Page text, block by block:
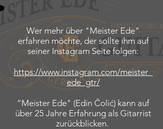
Wer mehr über "Meister Ede"
erfahren möchte, der sollte ihm auf
seiner Instagram Seite folgen:
https://www.instagram.com/meister_
ede_gtr/
“Meister Ede" (Edin Čolić) kann auf
über 25 Jahre Erfahrung als Gitarrist
zurückblicken.